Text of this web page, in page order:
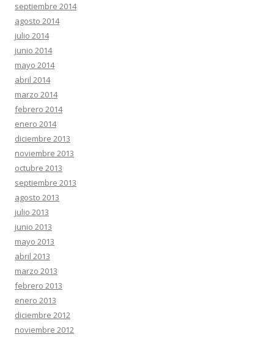
septiembre 2014
agosto 2014
julio 2014
junio 2014
mayo 2014
abril 2014
marzo 2014
febrero 2014
enero 2014
diciembre 2013
noviembre 2013
octubre 2013
septiembre 2013
agosto 2013
julio 2013
junio 2013
mayo 2013
abril 2013
marzo 2013
febrero 2013
enero 2013
diciembre 2012
noviembre 2012